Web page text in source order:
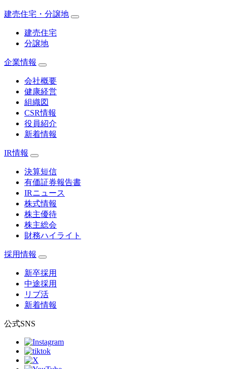
建売住宅・分譲地
建売住宅
分譲地
企業情報
会社概要
健康経営
組織図
CSR情報
役員紹介
新着情報
IR情報
決算短信
有価証券報告書
IRニュース
株式情報
株主優待
株主総会
財務ハイライト
採用情報
新卒採用
中途採用
リブ活
新着情報
公式SNS